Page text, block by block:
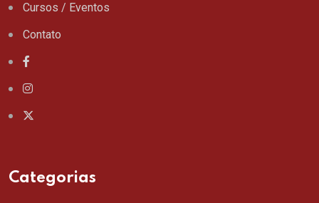
Cursos / Eventos
Contato
Categorias